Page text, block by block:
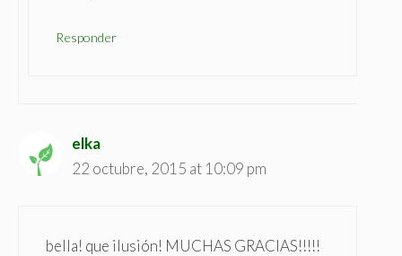
Responder
elka
22 octubre, 2015 at 10:09 pm
bella! que ilusión! MUCHAS GRACIAS!!!!!